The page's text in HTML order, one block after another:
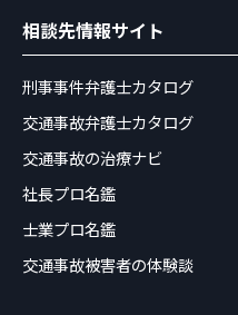
相談先情報サイト
刑事事件弁護士カタログ
交通事故弁護士カタログ
交通事故の治療ナビ
社長プロ名鑑
士業プロ名鑑
交通事故被害者の体験談